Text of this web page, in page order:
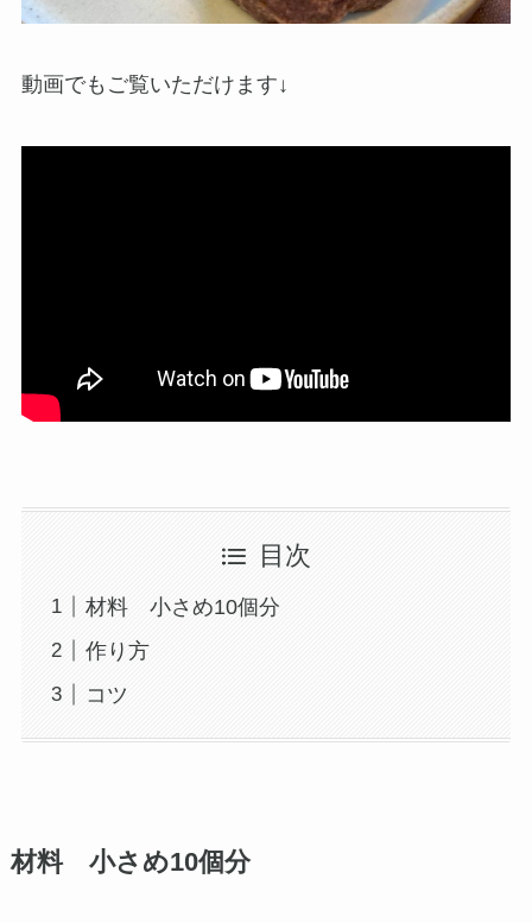
動画でもご覧いただけます↓
目次
材料 小さめ10個分
作り方
コツ
材料 小さめ10個分